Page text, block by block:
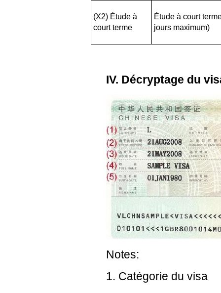
(X2) Étude à
court terme
Étude à court
jours maximum)
IV. Décryptage du
Notes:
1. Catégorie du visa